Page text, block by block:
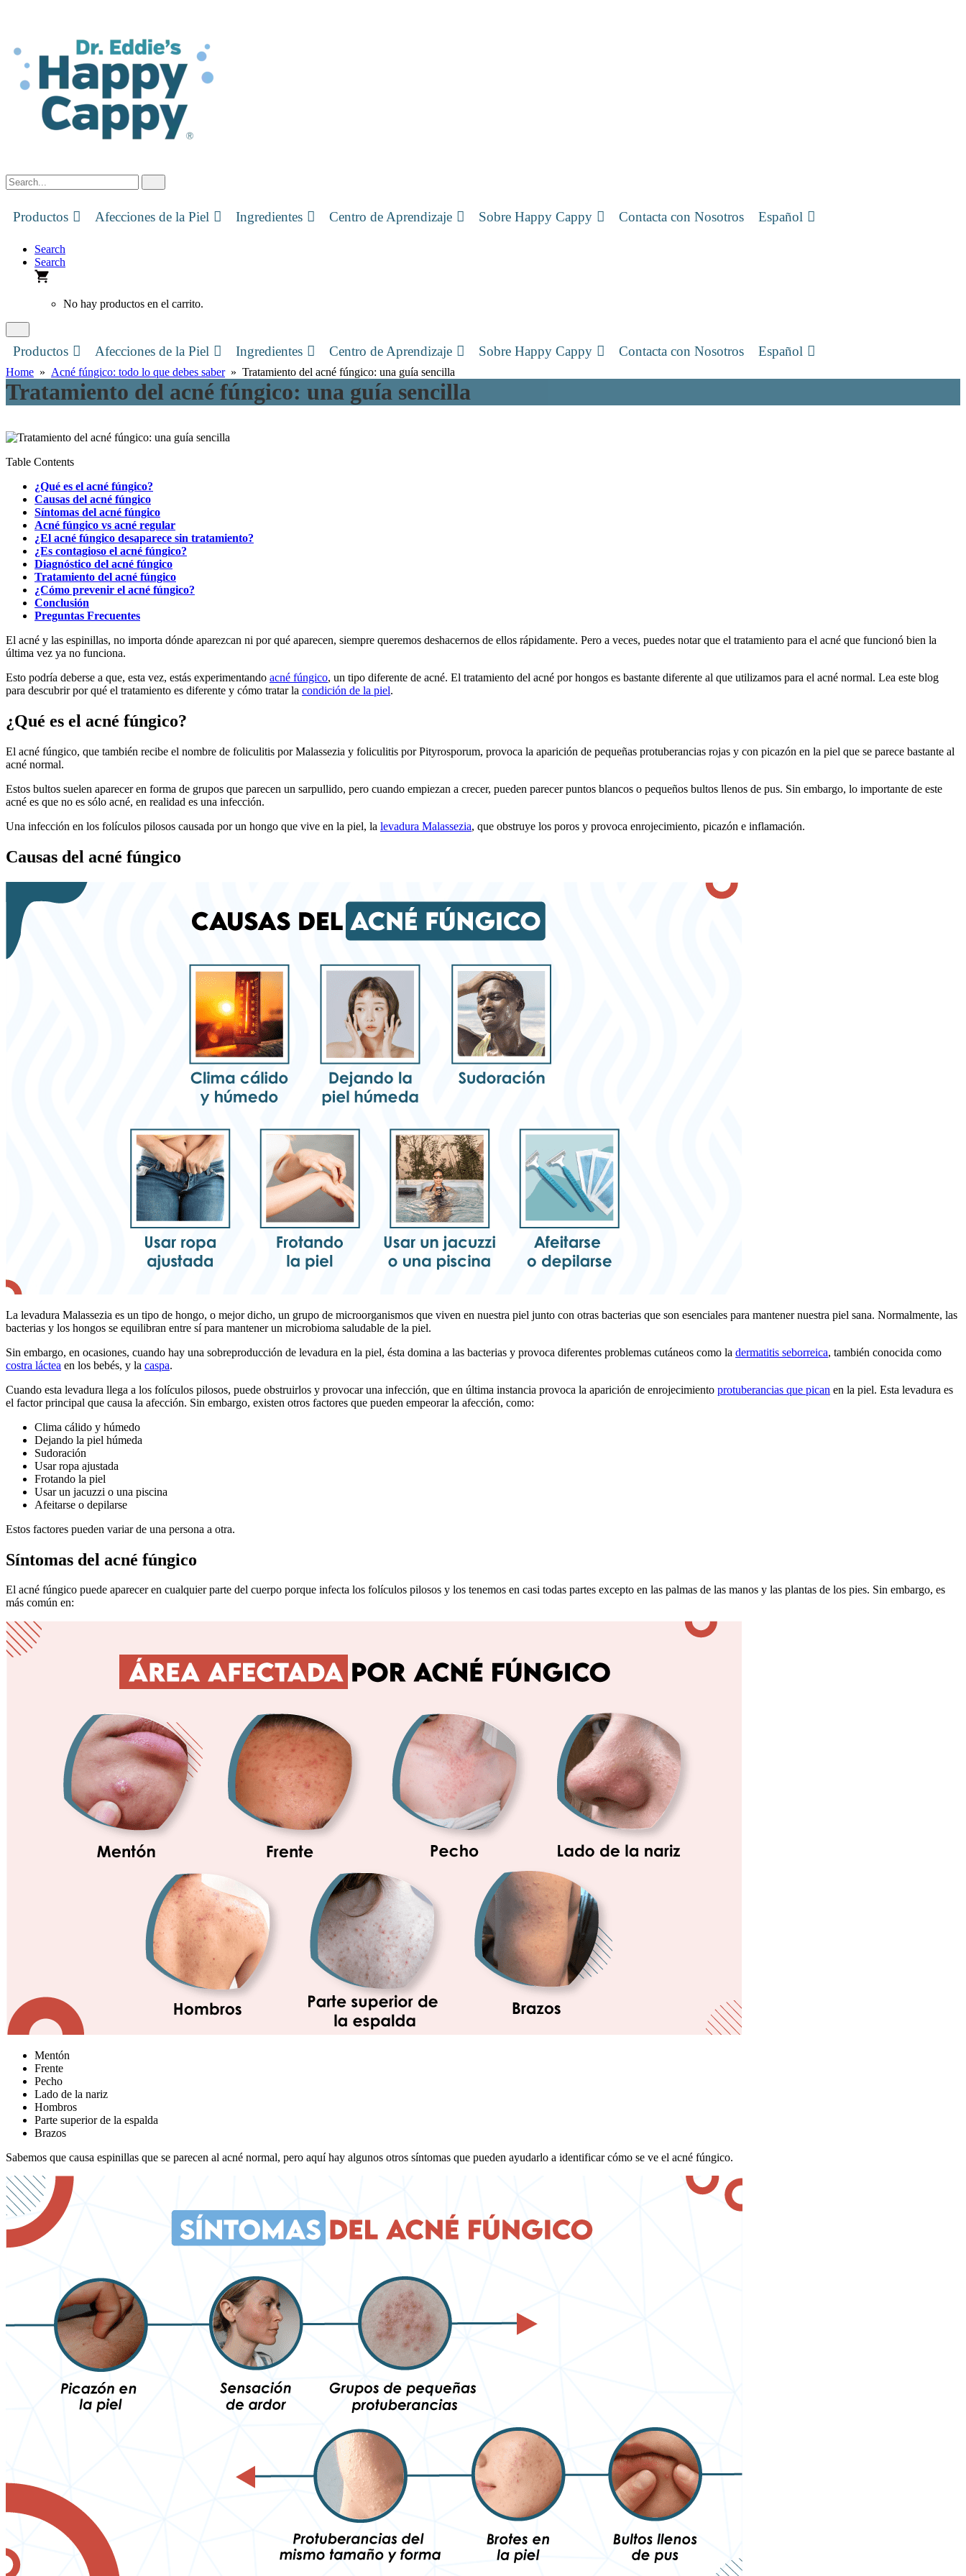
Productos Afecciones de la Piel Ingredientes Centro de Aprendizaje Sobre Happy Cappy Contacta con Nosotros Español
Search
Search
No hay productos en el carrito.
Productos Afecciones de la Piel Ingredientes Centro de Aprendizaje Sobre Happy Cappy Contacta con Nosotros Español
Home » Acné fúngico: todo lo que debes saber» Tratamiento del acné fúngico: una guía sencilla
Tratamiento del acné fúngico: una guía sencilla
Table Contents
¿Qué es el acné fúngico?
Causas del acné fúngico
Síntomas del acné fúngico
Acné fúngico vs acné regular
¿El acné fúngico desaparece sin tratamiento?
¿Es contagioso el acné fúngico?
Diagnóstico del acné fúngico
Tratamiento del acné fúngico
¿Cómo prevenir el acné fúngico?
Conclusión
Preguntas Frecuentes
El acné y las espinillas, no importa dónde aparezcan ni por qué aparecen, siempre queremos deshacernos de ellos rápidamente. Pero a veces, puedes notar que el tratamiento para el acné que funcionó bien la
última vez ya no funciona.
Esto podría deberse a que, esta vez, estás experimentando acné fúngico, un tipo diferente de acné. El tratamiento del acné por hongos es bastante diferente al que utilizamos para el acné normal. Lea este blog
para descubrir por qué el tratamiento es diferente y cómo tratar la condición de la piel.
¿Qué es el acné fúngico?
El acné fúngico, que también recibe el nombre de foliculitis por Malassezia y foliculitis por Pityrosporum, provoca la aparición de pequeñas protuberancias rojas y con picazón en la piel que se parece bastante al
acné normal.
Estos bultos suelen aparecer en forma de grupos que parecen un sarpullido, pero cuando empiezan a crecer, pueden parecer puntos blancos o pequeños bultos llenos de pus. Sin embargo, lo importante de este
acné es que no es sólo acné, en realidad es una infección.
Una infección en los folículos pilosos causada por un hongo que vive en la piel, la levadura Malassezia, que obstruye los poros y provoca enrojecimiento, picazón e inflamación.
Causas del acné fúngico
La levadura Malassezia es un tipo de hongo, o mejor dicho, un grupo de microorganismos que viven en nuestra piel junto con otras bacterias que son esenciales para mantener nuestra piel sana. Normalmente, las
bacterias y los hongos se equilibran entre sí para mantener un microbioma saludable de la piel.
Sin embargo, en ocasiones, cuando hay una sobreproducción de levadura en la piel, ésta domina a las bacterias y provoca diferentes problemas cutáneos como la dermatitis seborreica, también conocida como
costra láctea en los bebés, y la caspa.
Cuando esta levadura llega a los folículos pilosos, puede obstruirlos y provocar una infección, que en última instancia provoca la aparición de enrojecimiento protuberancias que pican en la piel. Esta levadura es
el factor principal que causa la afección. Sin embargo, existen otros factores que pueden empeorar la afección, como:
Clima cálido y húmedo
Dejando la piel húmeda
Sudoración
Usar ropa ajustada
Frotando la piel
Usar un jacuzzi o una piscina
Afeitarse o depilarse
Estos factores pueden variar de una persona a otra.
Síntomas del acné fúngico
El acné fúngico puede aparecer en cualquier parte del cuerpo porque infecta los folículos pilosos y los tenemos en casi todas partes excepto en las palmas de las manos y las plantas de los pies. Sin embargo, es
más común en:
Mentón
Frente
Pecho
Lado de la nariz
Hombros
Parte superior de la espalda
Brazos
Sabemos que causa espinillas que se parecen al acné normal, pero aquí hay algunos otros síntomas que pueden ayudarlo a identificar cómo se ve el acné fúngico.